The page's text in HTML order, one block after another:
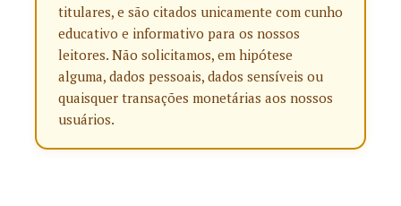
titulares, e são citados unicamente com cunho
educativo e informativo para os nossos
leitores. Não solicitamos, em hipótese
alguma, dados pessoais, dados sensíveis ou
quaisquer transações monetárias aos nossos
usuários.